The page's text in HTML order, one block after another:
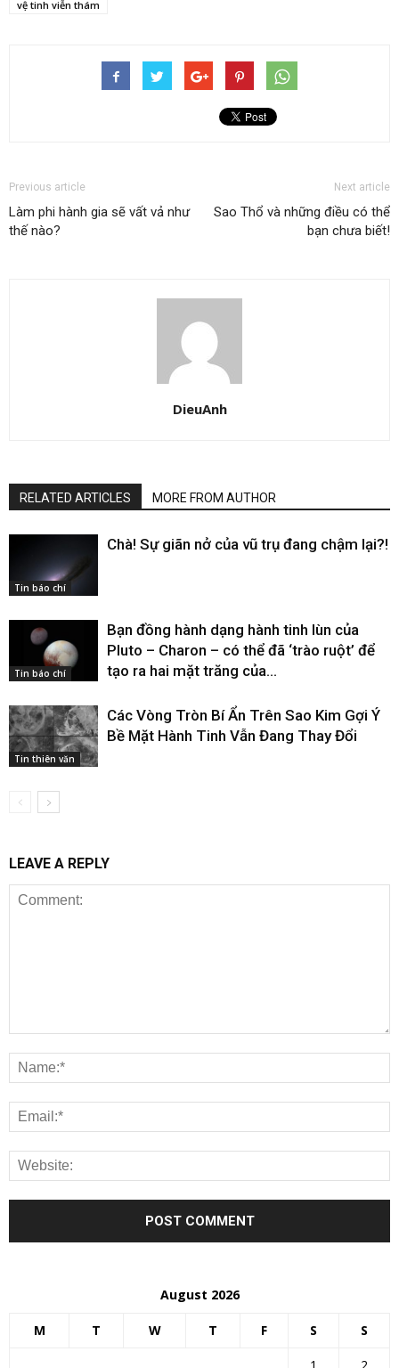
vệ tinh viễn thám
Previous article
Làm phi hành gia sẽ vất vả như
thế nào?
Next article
Sao Thổ và những điều có thể
bạn chưa biết!
DieuAnh
RELATED ARTICLES MORE FROM AUTHOR
Tin báo chí
Chà! Sự giãn nở của vũ trụ đang chậm lại?!
Tin báo chí
Bạn đồng hành dạng hành tinh lùn của
Pluto – Charon – có thể đã ‘trào ruột’ để
tạo ra hai mặt trăng của...
Tin thiên văn
Các Vòng Tròn Bí Ẩn Trên Sao Kim Gợi Ý
Bề Mặt Hành Tinh Vẫn Đang Thay Đổi
LEAVE A REPLY
August 2026
M T W T F S S